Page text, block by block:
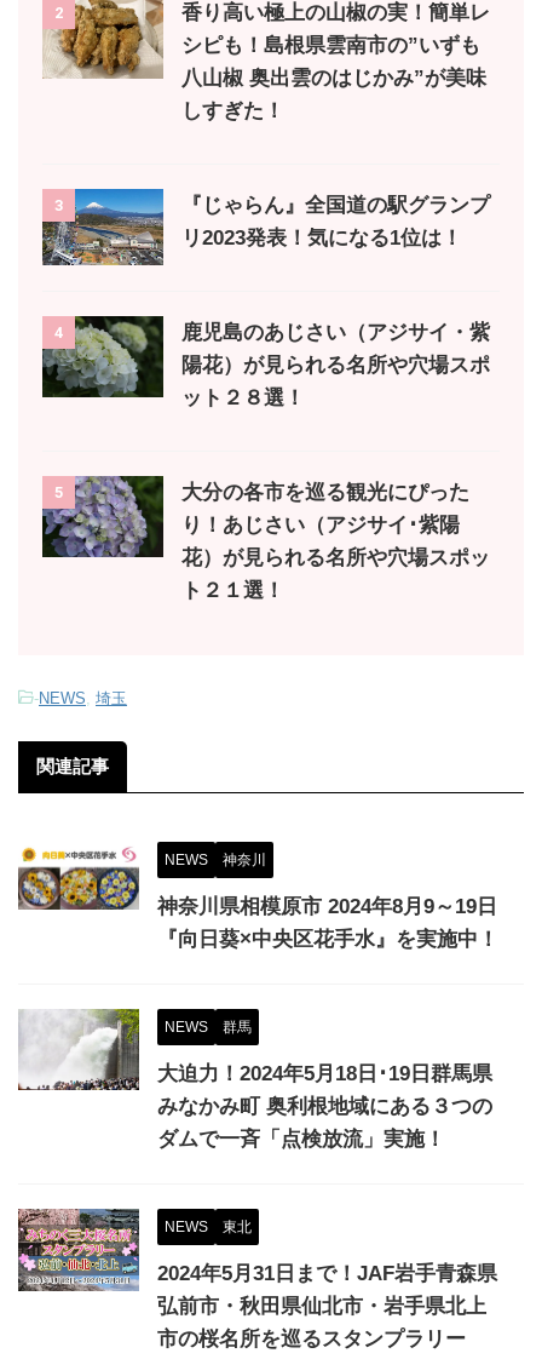
2
香り高い極上の山椒の実！簡単レ
シピも！島根県雲南市の”いずも
八山椒 奥出雲のはじかみ”が美味
しすぎた！
3
『じゃらん』全国道の駅グランプ
リ2023発表！気になる1位は！
4
鹿児島のあじさい（アジサイ・紫
陽花）が見られる名所や穴場スポ
ット２８選！
5
大分の各市を巡る観光にぴった
り！あじさい（アジサイ･紫陽
花）が見られる名所や穴場スポッ
ト２１選！
-NEWS, 埼玉
関連記事
NEWS 神奈川
神奈川県相模原市 2024年8月9～19日
『向日葵×中央区花手水』を実施中！
NEWS 群馬
大迫力！2024年5月18日･19日群馬県
みなかみ町 奥利根地域にある３つの
ダムで一斉「点検放流」実施！
NEWS 東北
2024年5月31日まで！JAF岩手青森県
弘前市・秋田県仙北市・岩手県北上
市の桜名所を巡るスタンプラリー